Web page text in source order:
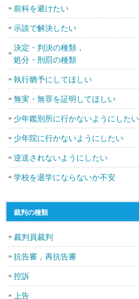
前科を避けたい
示談で解決したい
決定・判決の種類，
処分・刑罰の種類
執行猶予にしてほしい
無実・無罪を証明してほしい
少年鑑別所に行かないようにしたい
少年院に行かないようにしたい
逆送されないようにしたい
学校を退学にならないか不安
裁判の種類
裁判員裁判
抗告審，再抗告審
控訴
上告